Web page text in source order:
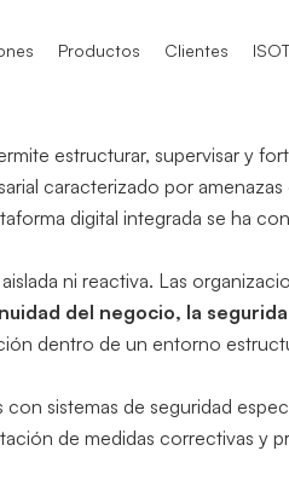
ISO 9001
IATF 16949
ISO 21001
Productos
ISO 22000
ISO 27001
NIS2
Clientes
estructurar, supervisar y
caracterizado por
digital integrada se ha
ni reactiva. Las
del negocio, la
dentro de un entorno
sistemas de seguridad
de medidas correctivas y